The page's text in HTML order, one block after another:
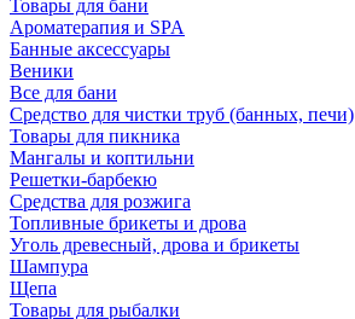
Товары для бани
Ароматерапия и SPA
Банные аксессуары
Веники
Все для бани
Средство для чистки труб (банных, печи)
Товары для пикника
Мангалы и коптильни
Решетки-барбекю
Средства для розжига
Топливные брикеты и дрова
Уголь древесный, дрова и брикеты
Шампура
Щепа
Товары для рыбалки